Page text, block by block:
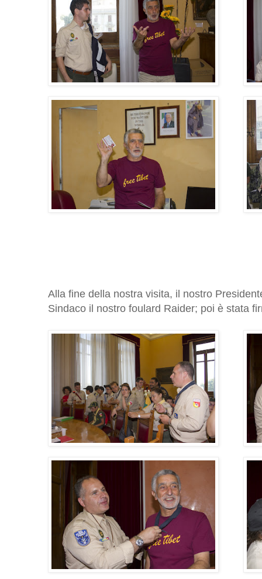
Alla fine della nostra visita, il nostro
Sindaco il nostro foulard Raider; poi è stata